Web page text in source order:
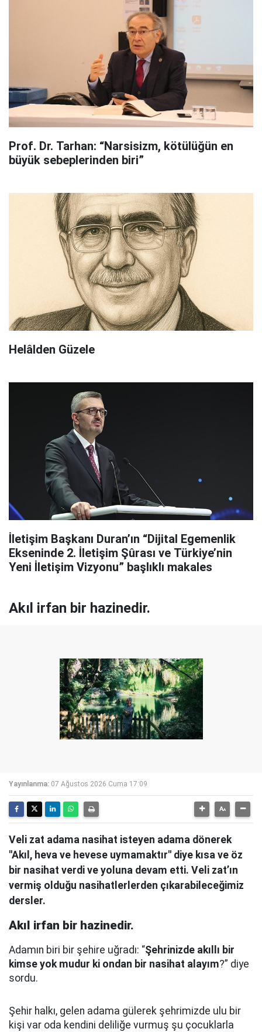
Prof. Dr. Tarhan: “Narsisizm, kötülüğün en
büyük sebeplerinden biri”
Helâlden Güzele
İletişim Başkanı Duran’ın “Dijital Egemenlik
Ekseninde 2. İletişim Şûrası ve Türkiye’nin
Yeni İletişim Vizyonu” başlıklı makales
Akıl irfan bir hazinedir.
Yayınlanma: 07 Ağustos 2026 Cuma 17:09
Veli zat adama nasihat isteyen adama dönerek
"Akıl, heva ve hevese uymamaktır" diye kısa ve öz
bir nasihat verdi ve yoluna devam etti. Veli zat’ın
vermiş olduğu nasihatlerlerden çıkarabileceğimiz
dersler.
Akıl irfan bir hazinedir.
Adamın biri bir şehire uğradı: “Şehrinizde akıllı bir
kimse yok mudur ki ondan bir nasihat alayım?” diye
sordu.
Şehir halkı, gelen adama gülerek şehrimizde ulu bir
kişi var oda kendini deliliğe vurmuş şu çocuklarla